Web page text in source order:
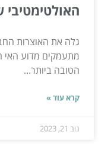
גלה את האוצרות
מתעמקים מדוע האי
הטובה ביותר...
קרא עוד »
נוב 21, 2023